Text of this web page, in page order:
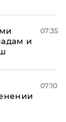
и
07:35
07:10